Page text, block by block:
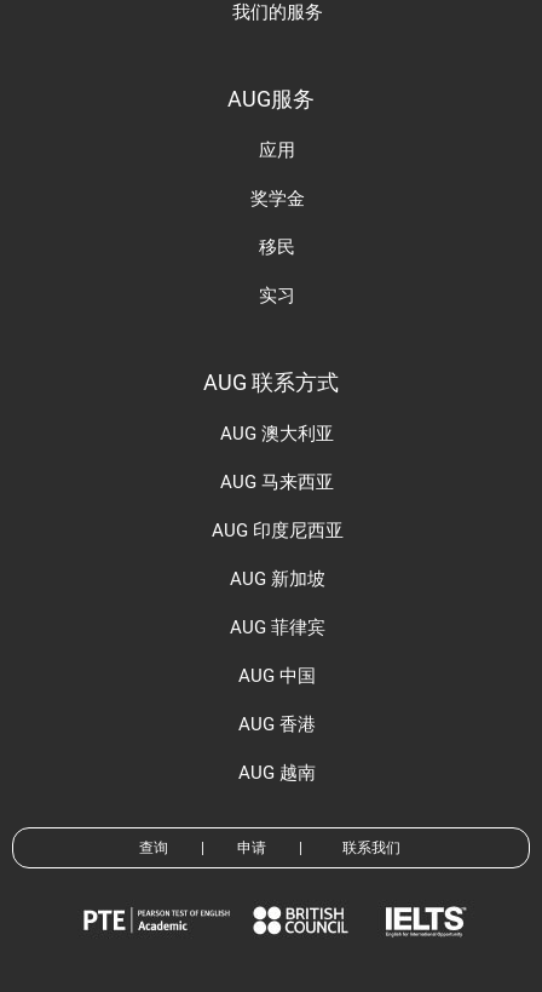
我们的服务
AUG服务
应用
奖学金
移民
实习
AUG 联系方式
AUG 澳大利亚
AUG 马来西亚
AUG 印度尼西亚
AUG 新加坡
AUG 菲律宾
AUG 中国
AUG 香港
AUG 越南
查询 申请 联系我们